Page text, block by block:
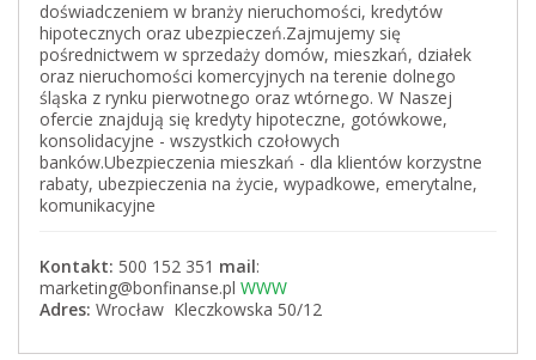
doświadczeniem w branży nieruchomości, kredytów
hipotecznych oraz ubezpieczeń.Zajmujemy się
pośrednictwem w sprzedaży domów, mieszkań, działek
oraz nieruchomości komercyjnych na terenie dolnego
śląska z rynku pierwotnego oraz wtórnego. W Naszej
ofercie znajdują się kredyty hipoteczne, gotówkowe,
konsolidacyjne - wszystkich czołowych
banków.Ubezpieczenia mieszkań - dla klientów korzystne
rabaty, ubezpieczenia na życie, wypadkowe, emerytalne,
komunikacyjne
Kontakt: 500 152 351 mail:
marketing@bonfinanse.pl WWW
Adres: Wrocław Kleczkowska 50/12